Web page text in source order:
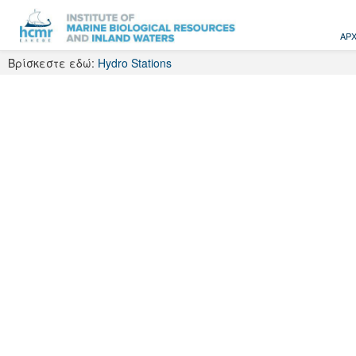
content
Βρίσκεστε εδώ: Hydro Stations